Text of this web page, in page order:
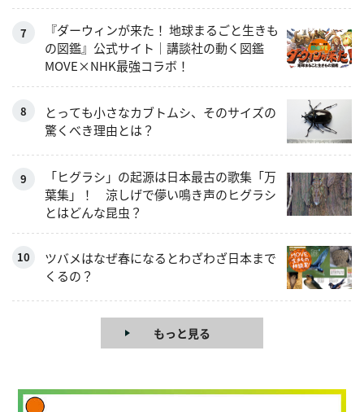
『ダーウィンが来た！ 地球まるごと生きも
の図鑑』公式サイト｜講談社の動く図鑑
MOVE×NHK最強コラボ！
とっても小さなカブトムシ、そのサイズの
驚くべき理由とは？
「ヒグラシ」の起源は日本最古の歌集「万
葉集」！ 涼しげで儚い鳴き声のヒグラシ
とはどんな昆虫？
ツバメはなぜ春になるとわざわざ日本まで
くるの？
もっと見る